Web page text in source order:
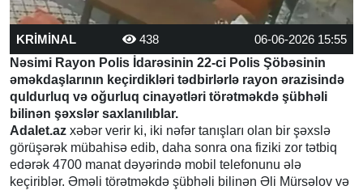
KRİMİNAL 438
06-06-2026 15:55
Nəsimi Rayon Polis İdarəsinin 22-ci Polis Şöbəsinin
əməkdaşlarının keçirdikləri tədbirlərlə rayon ərazisində
quldurluq və oğurluq cinayətləri törətməkdə şübhəli
bilinən şəxslər saxlanılıblar.
Adalet.az xəbər verir ki, iki nəfər tanışları olan bir şəxslə
görüşərək mübahisə edib, daha sonra ona fiziki zor tətbiq
edərək 4700 manat dəyərində mobil telefonunu ələ
keçiriblər. Əməli törətməkdə şübhəli bilinən Əli Mürsəlov və